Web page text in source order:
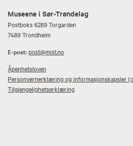
Museene i Sør-Trøndelag
Postboks 6289 Torgarden
7489 Trondheim
E-post: post@mist.no
Åpenhetsloven
Personvernerklæring og informasjonskapsler
Tilgjengelighetserklæring